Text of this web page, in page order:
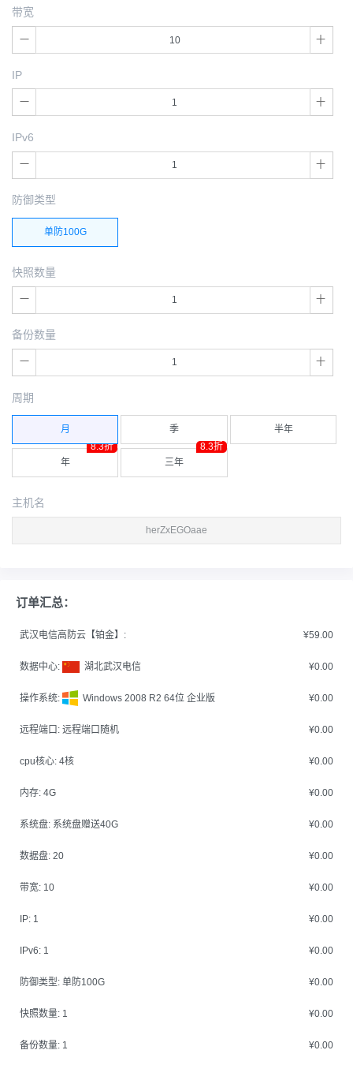
带宽
IP
IPv6
防御类型
单防100G
快照数量
备份数量
周期
月 季 半年
年
8.3折
三年
8.3折
主机名
订单汇总：
武汉电信高防云【铂金】: ¥59.00
数据中心: 湖北武汉电信 ¥0.00
操作系统: Windows 2008 R2 64位 企业版 ¥0.00
远程端口: 远程端口随机 ¥0.00
cpu核心: 4核 ¥0.00
内存: 4G ¥0.00
系统盘: 系统盘赠送40G ¥0.00
数据盘: 20 ¥0.00
带宽: 10 ¥0.00
IP: 1 ¥0.00
IPv6: 1 ¥0.00
防御类型: 单防100G ¥0.00
快照数量: 1 ¥0.00
备份数量: 1 ¥0.00